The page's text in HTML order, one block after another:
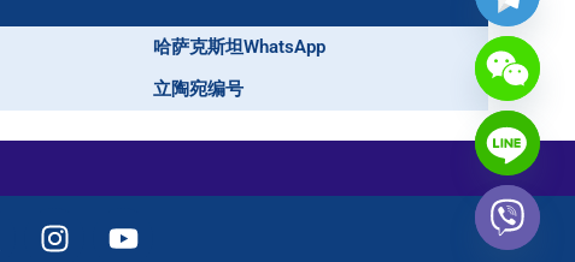
哈萨克斯坦WhatsApp
立陶宛编号
I
n
Y
o